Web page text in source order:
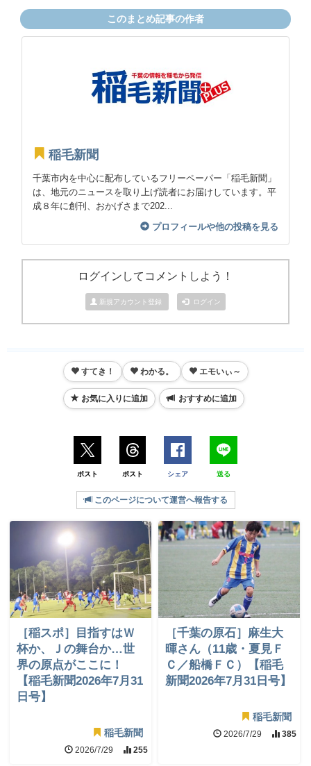
このまとめ記事の作者
稲毛新聞
千葉市内を中心に配布しているフリーペーパー「稲毛新聞」
は、地元のニュースを取り上げ読者にお届けしています。平
成８年に創刊、おかげさまで202...
プロフィールや他の投稿を見る
ログインしてコメントしよう！
新規アカウント登録 ログイン
すてき！ わかる。 エモいぃ～
お気に入りに追加 おすすめに追加
ポスト ポスト シェア 送る
このページについて運営へ報告する
［稲スポ］目指すはＷ
杯か、Ｊの舞台か…世
界の原点がここに！
【稲毛新聞2026年7月31
日号】
稲毛新聞
2026/7/29 255
［千葉の原石］麻生大
暉さん（11歳・夏見Ｆ
Ｃ／船橋ＦＣ）【稲毛
新聞2026年7月31日号】
稲毛新聞
2026/7/29 385